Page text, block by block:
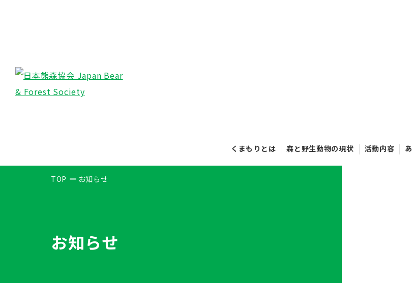
くまもりとは 森と野生動物の現状 活動内容
TOP お知らせ
お知らせ